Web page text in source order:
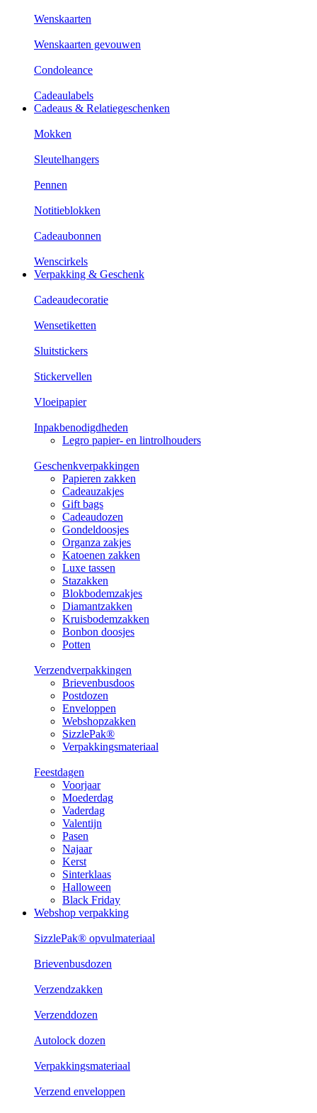
Wenskaarten
Wenskaarten gevouwen
Condoleance
Cadeaulabels
Cadeaus & Relatiegeschenken
Mokken
Sleutelhangers
Pennen
Notitieblokken
Cadeaubonnen
Wenscirkels
Verpakking & Geschenk
Cadeaudecoratie
Wensetiketten
Sluitstickers
Stickervellen
Vloeipapier
Inpakbenodigdheden
Legro papier- en lintrolhouders
Geschenkverpakkingen
Papieren zakken
Cadeauzakjes
Gift bags
Cadeaudozen
Gondeldoosjes
Organza zakjes
Katoenen zakken
Luxe tassen
Stazakken
Blokbodemzakjes
Diamantzakken
Kruisbodemzakken
Bonbon doosjes
Potten
Verzendverpakkingen
Brievenbusdoos
Postdozen
Enveloppen
Webshopzakken
SizzlePak®
Verpakkingsmateriaal
Feestdagen
Voorjaar
Moederdag
Vaderdag
Valentijn
Pasen
Najaar
Kerst
Sinterklaas
Halloween
Black Friday
Webshop verpakking
SizzlePak® opvulmateriaal
Brievenbusdozen
Verzendzakken
Verzenddozen
Autolock dozen
Verpakkingsmateriaal
Verzend enveloppen